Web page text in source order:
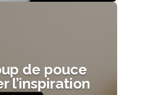
de pouce
l’inspiration